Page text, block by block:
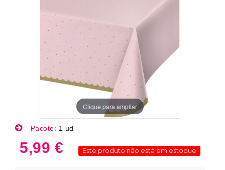
Clique para ampliar
Pacote: 1 ud
5,99 € Este produto não está em estoque